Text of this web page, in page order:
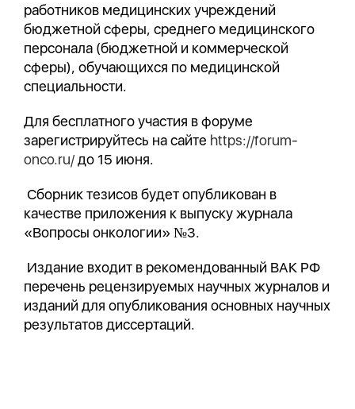
работников медицинских учреждений
бюджетной сферы, среднего медицинского
персонала (бюджетной и коммерческой
сферы), обучающихся по медицинской
специальности.
Для бесплатного участия в форуме
зарегистрируйтесь на сайте https://forum-
onco.ru/до 15 июня.
Сборник тезисов будет опубликован в
качестве приложения к выпуску журнала
«Вопросы онкологии» №3.
Издание входит в рекомендованный ВАК РФ
перечень рецензируемых научных журналов и
изданий для опубликования основных научных
результатов диссертаций.